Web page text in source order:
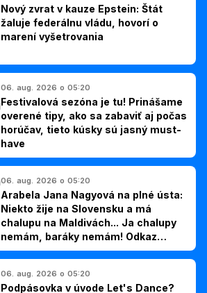
Nový zvrat v kauze Epstein: Štát
žaluje federálnu vládu, hovorí o
marení vyšetrovania
06. aug. 2026 o 05:20
Festivalová sezóna je tu! Prinášame
overené tipy, ako sa zabaviť aj počas
horúčav, tieto kúsky sú jasný must-
have
06. aug. 2026 o 05:20
Arabela Jana Nagyová na plné ústa:
Niekto žije na Slovensku a má
chalupu na Maldivách... Ja chalupy
nemám, baráky nemám! Odkaz
Slovákom
06. aug. 2026 o 05:20
Podpásovka v úvode Let's Dance?